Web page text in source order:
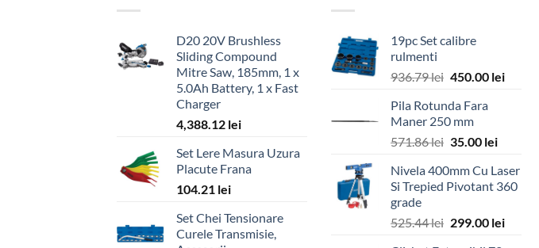
D20 20V Brushless
Sliding Compound
Mitre Saw, 185mm, 1 x
5.0Ah Battery, 1 x Fast
Charger
4,388.12 lei
Set Lere Masura Uzura
Placute Frana
104.21 lei
Set Chei Tensionare
Curele Transmisie,
19pc Set calibre
rulmenti
936.79lei Prețul
a
fost:
936.79 lei.
450.00 leiPrețul
Pila Rotunda Fara
Maner 250 mm
571.86lei Prețul
a
fost:
35.00 leiPrețul
este:
35.00 lei.
Nivela 400mm Cu Laser
Si Trepied Pivotant 360
grade
525.44lei Prețul
299.00 leiPrețul